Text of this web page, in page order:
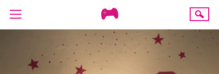
Creative
ÜBER UNS
AKTUELLES
Suche